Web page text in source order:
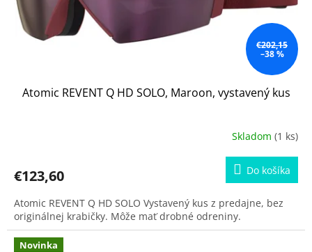
€202,15
–38 %
Atomic REVENT Q HD SOLO, Maroon, vystavený kus
Skladom (1 ks)
€123,60 Do košíka
Atomic REVENT Q HD SOLO Vystavený kus z predajne, bez
originálnej krabičky. Môže mať drobné odreniny.
Novinka